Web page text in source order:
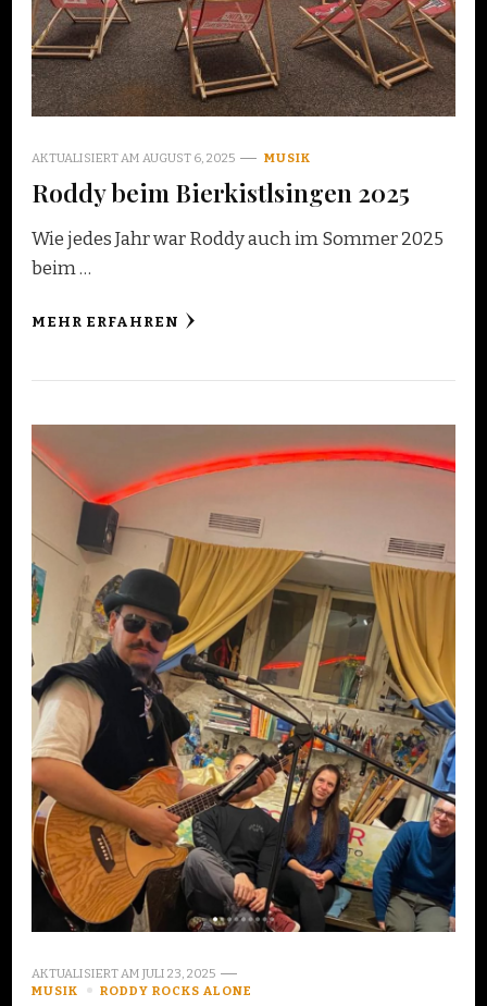
AKTUALISIERT AM AUGUST 6, 2025 MUSIK
Roddy beim Bierkistlsingen 2025
Wie jedes Jahr war Roddy auch im Sommer 2025
beim …
MEHR ERFAHREN
AKTUALISIERT AM JULI 23, 2025
MUSIK
RODDY ROCKS ALONE